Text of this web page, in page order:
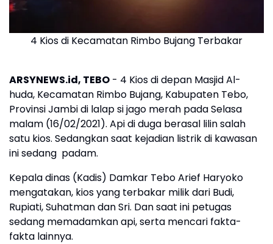
4 Kios di Kecamatan Rimbo Bujang Terbakar
ARSYNEWS.id, TEBO - 4 Kios di depan Masjid Al-
huda, Kecamatan Rimbo Bujang, Kabupaten Tebo,
Provinsi Jambi di lalap si jago merah pada Selasa
malam (16/02/2021). Api di duga berasal lilin salah
satu kios. Sedangkan saat kejadian listrik di kawasan
ini sedang padam.
Kepala dinas (Kadis) Damkar Tebo Arief Haryoko
mengatakan, kios yang terbakar milik dari Budi,
Rupiati, Suhatman dan Sri. Dan saat ini petugas
sedang memadamkan api, serta mencari fakta-
fakta lainnya.